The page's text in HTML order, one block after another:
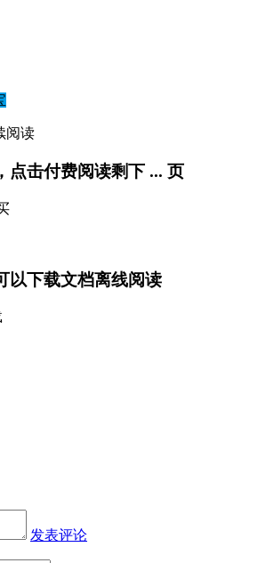
阅读
点击付费阅读剩下 ... 页
以下载文档离线阅读
发表评论